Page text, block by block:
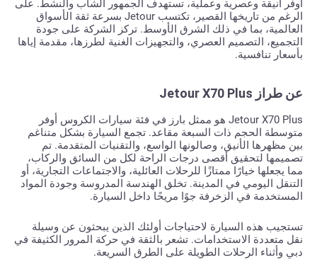
أوفر أنيقة وعصرية وعملية، تستهدف الجمهور الشاب والنشط. على
الرغم من تاريخها القصير، تكتسب Jetour بسرعة ثقة الأسواق
العالمية، بما في ذلك الشرق الأوسط. تركز الشركة على جودة
التجميع، التصميم العصري، والتجهيزات الغنية لطرزها، مقدمة إياها
بأسعار تنافسية.
عن طراز Jetour X70 Plus
Jetour X70 Plus هو ممثل بارز في فئة سيارات الكروس أوفر
متوسطة الحجم ذات السبعة مقاعد. تجمع السيارة بشكل متناغم
بين مظهرها الأنيق، وصالونها الواسع، والتقنيات المتقدمة. تم
تصميمها لتحقيق أقصى درجات الراحة لكل من السائق والركاب،
مما يجعلها خيارًا ممتازًا للرحلات العائلية، والاجتماعات التجارية، أو
التنقل اليومي في المدينة. تخلق الهندسة المدروسة وجودة المواد
المستخدمة في الزخرفة جوًا مريحًا داخل السيارة.
تستجيب هذه السيارة لاحتياجات أولئك الذين يبحثون عن وسيلة
نقل متعددة الاستخدامات. تشعر بالثقة في حركة المرور الكثيفة في
دبي وأثناء الرحلات الطويلة على الطرق السريعة.